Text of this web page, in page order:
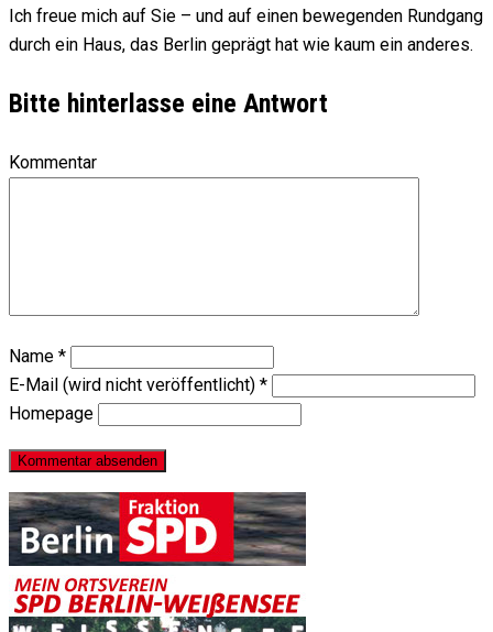
Ich freue mich auf Sie – und auf einen bewegenden Rundgang
durch ein Haus, das Berlin geprägt hat wie kaum ein anderes.
Bitte hinterlasse eine Antwort
Kommentar
Name *
E-Mail (wird nicht veröffentlicht) *
Homepage